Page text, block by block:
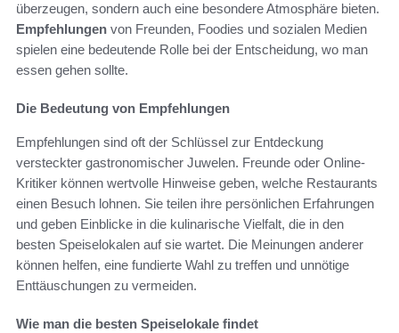
überzeugen, sondern auch eine besondere Atmosphäre bieten.
Empfehlungen von Freunden, Foodies und sozialen Medien
spielen eine bedeutende Rolle bei der Entscheidung, wo man
essen gehen sollte.
Die Bedeutung von Empfehlungen
Empfehlungen sind oft der Schlüssel zur Entdeckung
versteckter gastronomischer Juwelen. Freunde oder Online-
Kritiker können wertvolle Hinweise geben, welche Restaurants
einen Besuch lohnen. Sie teilen ihre persönlichen Erfahrungen
und geben Einblicke in die kulinarische Vielfalt, die in den
besten Speiselokalen auf sie wartet. Die Meinungen anderer
können helfen, eine fundierte Wahl zu treffen und unnötige
Enttäuschungen zu vermeiden.
Wie man die besten Speiselokale findet